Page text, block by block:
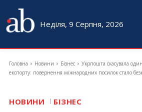
Неділя, 9 Серпня, 2026
Головна Новини Бізнес
Укрпошта скасувала
експорту: повернення міжнародних посилок стало
НОВИНИ БІЗНЕС